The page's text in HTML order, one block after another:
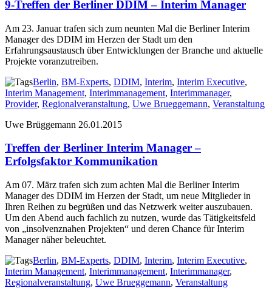
9-Treffen der Berliner DDIM – Interim Manager
Am 23. Januar trafen sich zum neunten Mal die Berliner Interim
Manager des DDIM im Herzen der Stadt um den
Erfahrungsaustausch über Entwicklungen der Branche und aktuelle
Projekte voranzutreiben.
Berlin, BM-Experts, DDIM, Interim, Interim Executive,
Interim Management, Interimmanagement, Interimmanager,
Provider, Regionalveranstaltung, Uwe Brueggemann, Veranstaltung
Uwe Brüggemann 26.01.2015
Treffen der Berliner Interim Manager –
Erfolgsfaktor Kommunikation
Am 07. März trafen sich zum achten Mal die Berliner Interim
Manager des DDIM im Herzen der Stadt, um neue Mitglieder in
Ihren Reihen zu begrüßen und das Netzwerk weiter auszubauen.
Um den Abend auch fachlich zu nutzen, wurde das Tätigkeitsfeld
von „insolvenznahen Projekten“ und deren Chance für Interim
Manager näher beleuchtet.
Berlin, BM-Experts, DDIM, Interim, Interim Executive,
Interim Management, Interimmanagement, Interimmanager,
Regionalveranstaltung, Uwe Brueggemann, Veranstaltung